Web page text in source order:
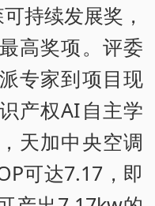
持续发展奖，
高奖项。评委
专家到项目现
产权AI自主学
天加中央空调
可达7.17，即